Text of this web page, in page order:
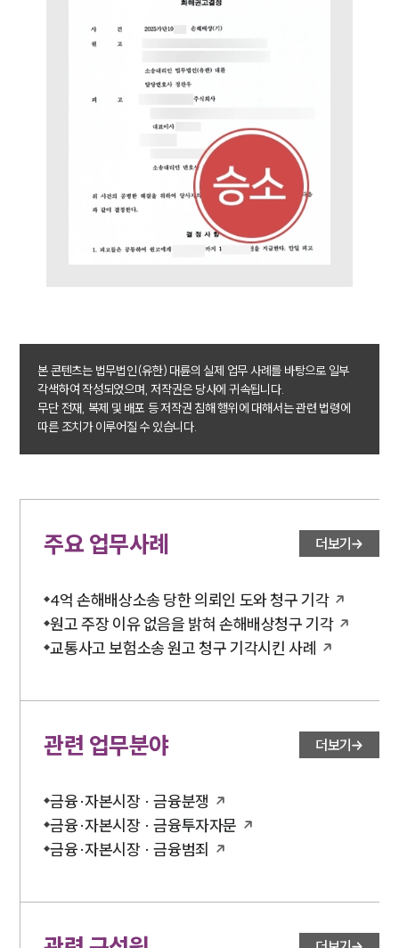
대륜법률상담예약
본 콘텐츠는 법무법인(유한) 대륜의 실제 업무 사례를 바탕으로 일부
각색하여 작성되었으며, 저작권은 당사에 귀속됩니다.
무단 전재, 복제 및 배포 등 저작권 침해 행위에 대해서는 관련 법령에
따른 조치가 이루어질 수 있습니다.
주요 업무사례 더보기
4억 손해배상소송 당한 의뢰인 도와 청구 기각
원고 주장 이유 없음을 밝혀 손해배상청구 기각
교통사고 보험소송 원고 청구 기각시킨 사례
관련 업무분야 더보기
금융·자본시장 · 금융분쟁
금융·자본시장 · 금융투자자문
금융·자본시장 · 금융범죄